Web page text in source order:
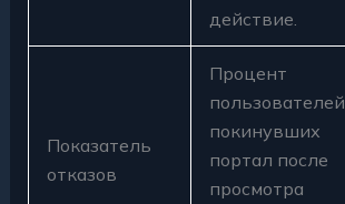
действие.
Показатель
отказов
Процент
пользователей,
покинувших
портал после
просмотра